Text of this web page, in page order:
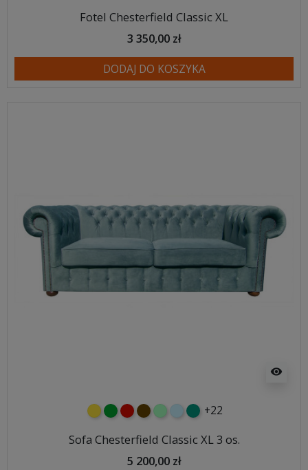
Fotel Chesterfield Classic XL
3 350,00 zł
DODAJ DO KOSZYKA
visibility
żółtyzielonyczerwony
czekoladowy
miętowybłękitny
turkusowy
+22
Sofa Chesterfield Classic XL 3 os.
5 200,00 zł